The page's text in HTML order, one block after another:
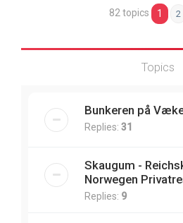
82 topics 1 2
Topics
Bunkeren på
Replies: 31
Skaugum -
Norwegen
Replies: 9